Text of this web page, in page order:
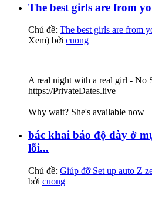
The best girls are from
Chủ đề: The best girls are from
Xem) bởi cuong
A real night with a real girl - No
https://PrivateDates.live
Why wait? She's available now
bác khai báo độ dày ở
lỗi...
Chủ đề: Giúp đỡ Set up auto Z
bởi cuong